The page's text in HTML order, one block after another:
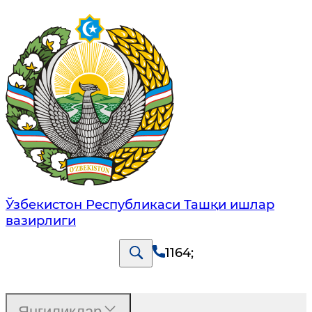
Ўзбекистон Республикаси Ташқи ишлар
вазирлиги
1164;